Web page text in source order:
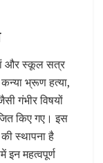
और स्कूल सत्र
भ्रूण हत्या,
गंभीर विषयों
किए गए। इस
स्थापना है
महत्वपूर्ण